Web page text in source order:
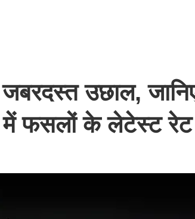
उछाल,
में फसलों के लेटेस्ट रेट